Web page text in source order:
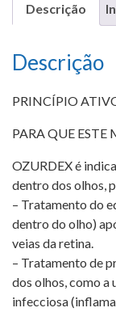
Descrição
Descrição
PRINCÍPIO
PARA QUE
OZURDEX é
dentro dos olhos,
– Tratamento do
dentro do olho)
veias da retina.
– Tratamento de
dos olhos, como a
infecciosa